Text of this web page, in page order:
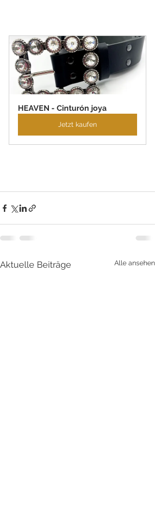
HEAVEN - Cinturón joya
Jetzt kaufen
Aktuelle Beiträge Alle ansehen